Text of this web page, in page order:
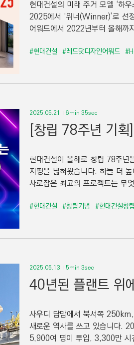
현대건설의 미래 주거 모델 ‘하
2025에서 ‘위너(Winner)’로 선
어워드에서 2022년부터 올해까
#현대건설 #레드닷디자인어워드
2025.05.21 6min 35sec
[창립 78주년 기
현대건설이 올해로 창립 78주
지평을 넓혀왔습니다. 하늘 더
사로잡은 최고의 프로젝트는
#현대건설 #창립기념 #현대건설창
2025.05.13 5min 3sec
40년된 플랜트 위
사우디 담맘에서 북서쪽
새로운 역사를 쓰고 있습니다.
5,900여 명이 투입, 3,300만 시